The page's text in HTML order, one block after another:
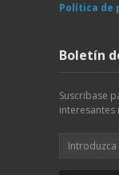
Política de
Boletín
Suscribase
interesantes